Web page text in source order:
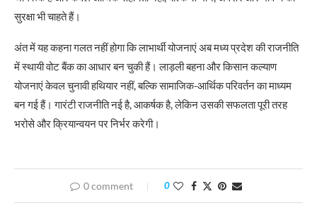
सुरक्षा भी चाहते हैं।
अंत में यह कहना गलत नहीं होगा कि लाभार्थी योजनाएं अब मध्य प्रदेश की राजनीति
में स्थायी वोट बैंक का आधार बन चुकी हैं। लाड़ली बहना और किसान कल्याण
योजनाएं केवल चुनावी हथियार नहीं, बल्कि सामाजिक-आर्थिक परिवर्तन का माध्यम
बन गई हैं। गारंटी राजनीति नई है, आकर्षक है, लेकिन उसकी सफलता पूरी तरह
भरोसे और क्रियान्वयन पर निर्भर करेगी।
0 comment 0